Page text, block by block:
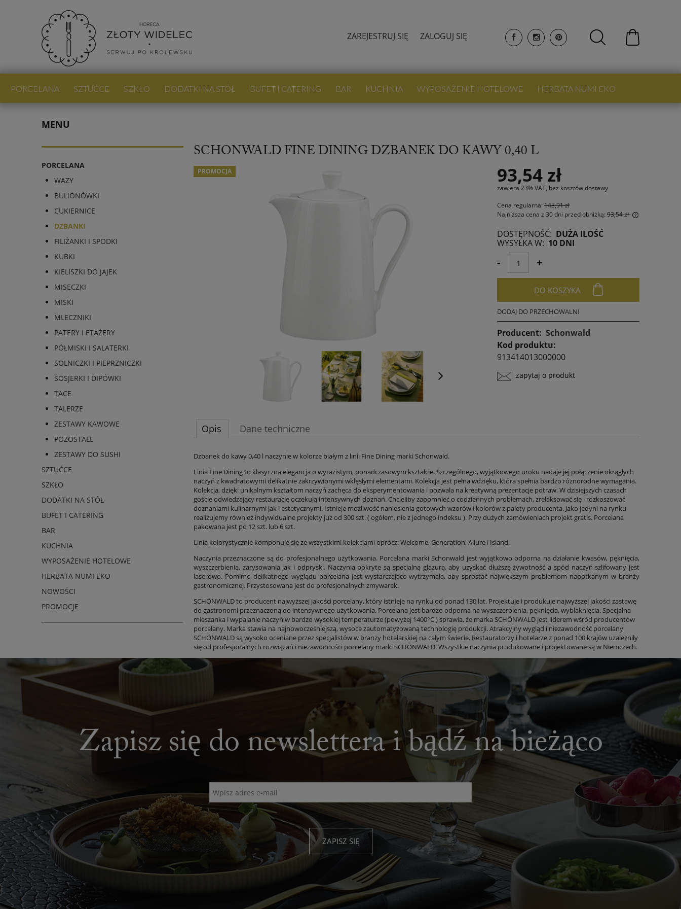
ZAREJESTRUJ SIĘ ZALOGUJ SIĘ
PORCELANA SZTUĆCE SZKŁO DODATKI NA STÓŁ BUFET I CATERING BAR KUCHNIA WYPOSAŻENIE HOTELOWE HERBATA NUMI EKO
MENU
PORCELANA
WAZY
BULIONÓWKI
CUKIERNICE
DZBANKI
FILIŻANKI I SPODKI
KUBKI
KIELISZKI DO JAJEK
MISECZKI
MISKI
MLECZNIKI
PATERY I ETAŻERY
PÓŁMISKI I SALATERKI
SOLNICZKI I PIEPRZNICZKI
SOSJERKI I DIPÓWKI
TACE
TALERZE
ZESTAWY KAWOWE
POZOSTAŁE
ZESTAWY DO SUSHI
SZTUĆCE
SZKŁO
DODATKI NA STÓŁ
BUFET I CATERING
BAR
KUCHNIA
WYPOSAŻENIE HOTELOWE
HERBATA NUMI EKO
NOWOŚCI
PROMOCJE
SCHONWALD FINE DINING DZBANEK DO KAWY 0,40 L
PROMOCJA 93,54 zł
zawiera 23% VAT, bez kosztów dostawy
Cena regularna:143,91 zł
Najniższa cena z 30 dni przed obniżką:93,54 zł
Jeżeli produkt jest sprzedawany krócej niż
30 dni, wyświetlana jest najniższa cena od
momentu, kiedy produkt pojawił się w
sprzedaży.
DOSTĘPNOŚĆ: DUŻA ILOŚĆ
WYSYŁKA W: 10 DNI
- +
DO KOSZYKA
DODAJ DO PRZECHOWALNI
Producent: Schonwald
Kod produktu:
913414013000000
zapytaj o produkt
Opis Dane techniczne
Dzbanek do kawy 0,40 l naczynie w kolorze białym z linii Fine Dining marki Schonwald.
Linia Fine Dining to klasyczna elegancja o wyrazistym, ponadczasowym kształcie. Szczególnego, wyjątkowego uroku nadaje jej połączenie okrągłych
naczyń z kwadratowymi delikatnie zakrzywionymi wklęsłymi elementami. Kolekcja jest pełna wdzięku, która spełnia bardzo różnorodne wymagania.
Kolekcja, dzięki unikalnym kształtom naczyń zachęca do eksperymentowania i pozwala na kreatywną prezentacje potraw. W dzisiejszych czasach
goście odwiedzający restaurację oczekują intensywnych doznań. Chcieliby zapomnieć o codziennych problemach, zrelaksować się i rozkoszować
doznaniami kulinarnymi jak i estetycznymi. Istnieje możliwość naniesienia gotowych wzorów i kolorów z palety producenta. Jako jedyni na rynku
realizujemy również indywidualne projekty już od 300 szt. ( ogółem, nie z jednego indeksu ). Przy dużych zamówieniach projekt gratis. Porcelana
pakowana jest po 12 szt. lub 6 szt.
Linia kolorystycznie komponuje się ze wszystkimi kolekcjami oprócz: Welcome, Generation, Allure i Island.
Naczynia przeznaczone są do profesjonalnego użytkowania. Porcelana marki Schonwald jest wyjątkowo odporna na działanie kwasów, pęknięcia,
wyszczerbienia, zarysowania jak i odpryski. Naczynia pokryte są specjalną glazurą, aby uzyskać dłuższą żywotność a spód naczyń szlifowany jest
laserowo. Pomimo delikatnego wyglądu porcelana jest wystarczająco wytrzymała, aby sprostać największym problemom napotkanym w branży
gastronomicznej. Przystosowana jest do profesjonalnych zmywarek.
SCHÖNWALD to producent najwyższej jakości porcelany, który istnieje na rynku od ponad 130 lat. Projektuje i produkuje najwyższej jakości zastawę
do gastronomi przeznaczoną do intensywnego użytkowania. Porcelana jest bardzo odporna na wyszczerbienia, pęknięcia, wyblaknięcia. Specjalna
mieszanka i wypalanie naczyń w bardzo wysokiej temperaturze (powyżej 1400°C ) sprawia, że marka SCHÖNWALD jest liderem wśród producentów
porcelany. Marka stawia na najnowocześniejszą, wysoce zautomatyzowaną technologię produkcji. Atrakcyjny wygląd i niezawodność porcelany
SCHÖNWALD są wysoko oceniane przez specjalistów w branży hotelarskiej na całym świecie. Restauratorzy i hotelarze z ponad 100 krajów uzależniły
się od profesjonalnych rozwiązań i niezawodności porcelany marki SCHÖNWALD. Wszystkie naczynia produkowane i projektowane są w Niemczech.
Zapisz się do newslettera i bądź na bieżąco
ZAPISZ SIĘ